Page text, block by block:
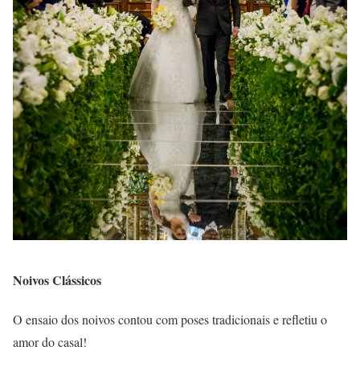
Noivos Clássicos
O ensaio dos noivos contou com poses tradicionais e refletiu o
amor do casal!